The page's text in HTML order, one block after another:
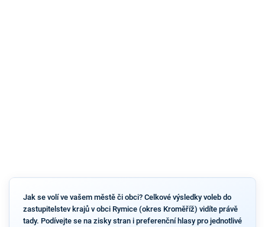
Jak se volí ve vašem městě či obci? Celkové výsledky voleb do
zastupitelstev krajů v obci Rymice (okres Kroměříž) vidíte právě
tady. Podívejte se na zisky stran i preferenční hlasy pro jednotlivé